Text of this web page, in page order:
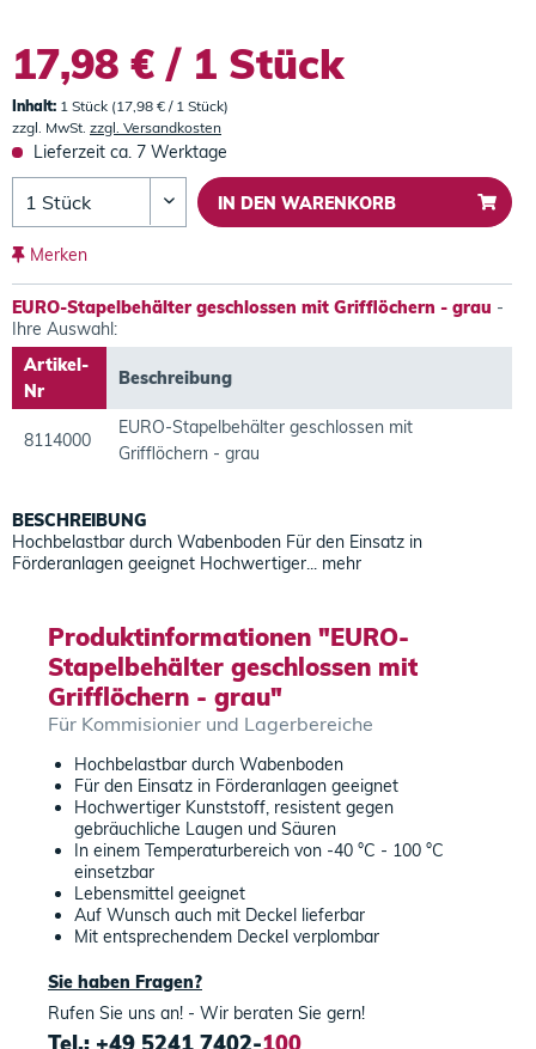
17,98 € / 1 Stück
Inhalt: 1 Stück (17,98 € / 1 Stück)
zzgl. MwSt. zzgl. Versandkosten
Lieferzeit ca. 7 Werktage
IN DEN WARENKORB
Merken
EURO-Stapelbehälter geschlossen mit Grifflöchern - grau -
Ihre Auswahl:
Artikel-
Nr
Beschreibung
8114000
EURO-Stapelbehälter geschlossen mit
Grifflöchern - grau
BESCHREIBUNG
Hochbelastbar durch Wabenboden Für den Einsatz in
Förderanlagen geeignet Hochwertiger... mehr
Produktinformationen "EURO-
Stapelbehälter geschlossen mit
Grifflöchern - grau"
Für Kommisionier und Lagerbereiche
Hochbelastbar durch Wabenboden
Für den Einsatz in Förderanlagen geeignet
Hochwertiger Kunststoff, resistent gegen
gebräuchliche Laugen und Säuren
In einem Temperaturbereich von -40 °C - 100 °C
einsetzbar
Lebensmittel geeignet
Auf Wunsch auch mit Deckel lieferbar
Mit entsprechendem Deckel verplombar
Sie haben Fragen?
Rufen Sie uns an! - Wir beraten Sie gern!